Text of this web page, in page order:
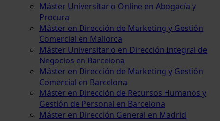
Máster Universitario Online en Abogacía y
Procura
Máster en Dirección de Marketing y Gestión
Comercial en Mallorca
Máster Universitario en Dirección Integral de
Negocios en Barcelona
Máster en Dirección de Marketing y Gestión
Comercial en Barcelona
Máster en Dirección de Recursos Humanos y
Gestión de Personal en Barcelona
Máster en Dirección General en Madrid